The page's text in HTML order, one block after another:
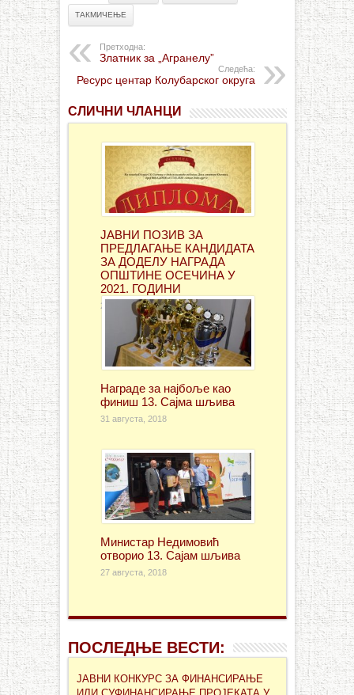
ТАКМИЧЕЊЕ
Претходна:
Златник за „Агранелу”
Следећа:
Ресурс центар Колубарског округа
СЛИЧНИ ЧЛАНЦИ
ЈАВНИ ПОЗИВ ЗА
ПРЕДЛАГАЊЕ КАНДИДАТА
ЗА ДОДЕЛУ НАГРАДА
ОПШТИНЕ ОСЕЧИНА У
2021. ГОДИНИ
27 јануара, 2021
Награде за најбоље као
финиш 13. Сајма шљива
31 августа, 2018
Министар Недимовић
отворио 13. Сајам шљива
27 августа, 2018
ПОСЛЕДЊЕ ВЕСТИ:
ЈАВНИ КОНКУРС ЗА ФИНАНСИРАЊЕ